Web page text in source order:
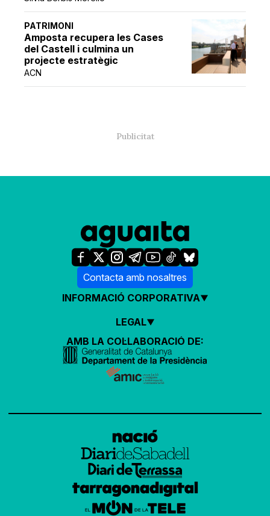
PATRIMONI
Amposta recupera les Cases
del Castell i culmina un
projecte estratègic
ACN
Contacta amb nosaltres
INFORMACIÓ CORPORATIVA
LEGAL
AMB LA COL·LABORACIÓ DE: